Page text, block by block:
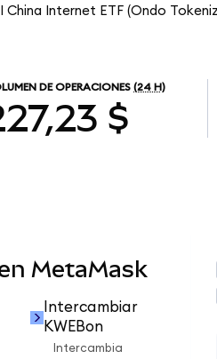
China Internet ETF (Ondo
DE OPERACIONES (24 H)
$
MetaMask
Intercambiar
KWEBon
Intercambia